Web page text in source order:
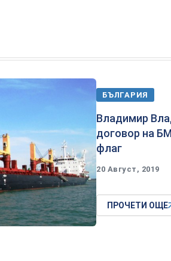
БЪЛГАРИЯ
Владимир
договор на
флаг
20 Август, 2019
ПРОЧЕТИ ОЩЕ